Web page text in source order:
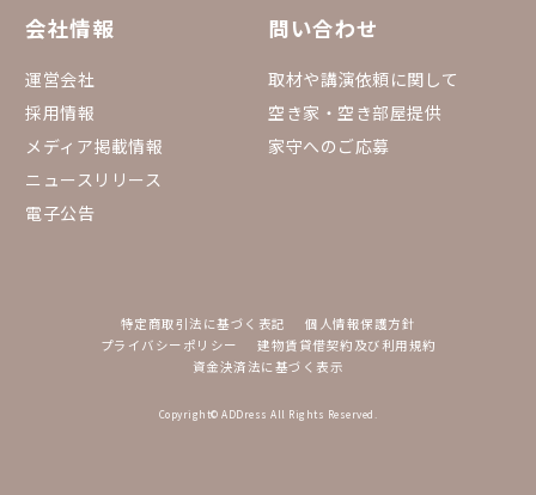
会社情報
運営会社
採用情報
メディア掲載情報
ニュースリリース
電子公告
問い合わせ
取材や講演依頼に関して
空き家・空き部屋提供
家守へのご応募
特定商取引法に基づく表記
個人情報保護方針
プライバシーポリシー
建物賃貸借契約及び利用規約
資金決済法に基づく表示
Copyright© ADDress All Rights Reserved.